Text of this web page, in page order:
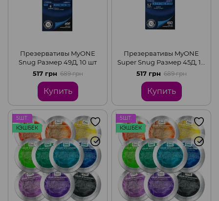
Презервативы MyONE
Snug Размер 49Д, 10 шт
517 грн 689 грн
Купить
Презервативы MyONE
Super Snug Размер 45Д, 10
шт
517 грн 689 грн
Купить
5ШТ.
КЭШБЕК
5ШТ.
КЭШБЕК